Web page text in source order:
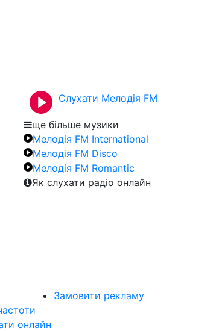
Слухати Мелодія FM
ще більше музики
Мелодія FM International
Мелодія FM Disco
Мелодія FM Romantic
Як слухати радіо онлайн
онлайн
Замовити рекламу